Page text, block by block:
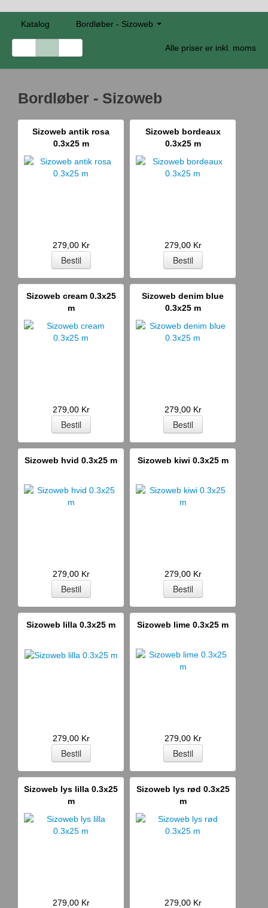
Katalog Bordløber - Sizoweb
Alle priser er inkl. moms
Bordløber - Sizoweb
Sizoweb antik rosa
0.3x25 m
279,00 Kr
Sizoweb bordeaux
0.3x25 m
279,00 Kr
Sizoweb cream 0.3x25
m
279,00 Kr
Sizoweb denim blue
0.3x25 m
279,00 Kr
Sizoweb hvid 0.3x25 m
279,00 Kr
Sizoweb kiwi 0.3x25 m
279,00 Kr
Sizoweb lilla 0.3x25 m
279,00 Kr
Sizoweb lime 0.3x25 m
279,00 Kr
Sizoweb lys lilla 0.3x25
m
279,00 Kr
Sizoweb lys rød 0.3x25
m
279,00 Kr